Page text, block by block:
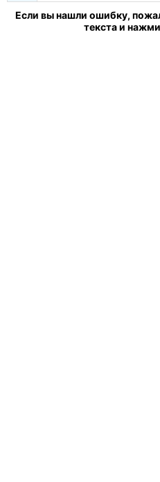
Если вы нашли ошибку,
текста и